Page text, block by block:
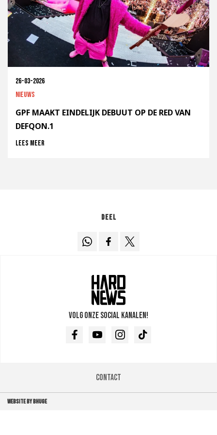
26-03-2026
Nieuws
GPF MAAKT EINDELIJK DEBUUT OP DE RED VAN
DEFQON.1
Lees meer
Deel
Volg onze social kanalen!
FacebookYoutubeInstagramTikTok
Contact
WEBSITE BY BHUGE